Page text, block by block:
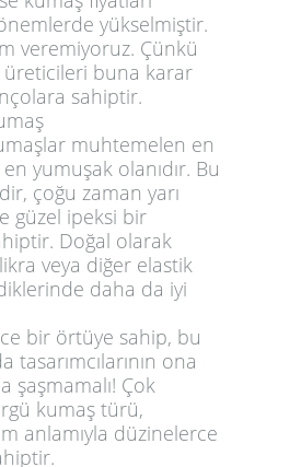
yükselmiştir.
veremiyoruz. Çünkü
üreticileri buna karar
sahiptir.
muhtemelen en
yumuşak olanıdır. Bu
çoğu zaman yarı
güzel ipeksi bir
Doğal olarak
veya diğer elastik
daha da iyi
bir örtüye sahip, bu
tasarımcılarının ona
şaşmamalı! Çok
kumaş türü,
anlamıyla düzinelerce